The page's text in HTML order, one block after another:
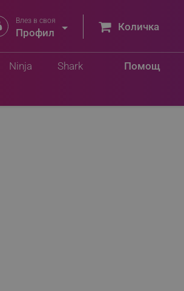
Влез в своя
Профил  Количка
Помощ
Ninja Shark